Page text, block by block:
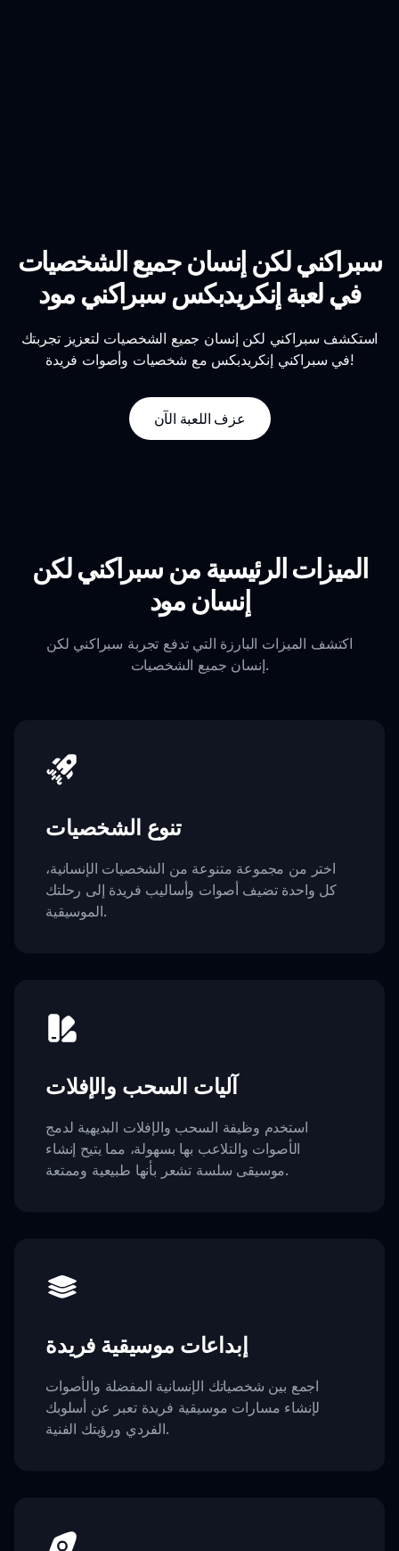
سبراكني لكن إنسان جميع الشخصيات
في لعبة إنكريدبكس سبراكني مود
استكشف سبراكني لكن إنسان جميع الشخصيات لتعزيز تجربتك
في سبراكني إنكريدبكس مع شخصيات وأصوات فريدة!
عزف اللعبة الآن
الميزات الرئيسية من سبراكني لكن
إنسان مود
اكتشف الميزات البارزة التي تدفع تجربة سبراكني لكن
إنسان جميع الشخصيات.
تنوع الشخصيات
اختر من مجموعة متنوعة من الشخصيات الإنسانية،
كل واحدة تضيف أصوات وأساليب فريدة إلى رحلتك
الموسيقية.
آليات السحب والإفلات
استخدم وظيفة السحب والإفلات البديهية لدمج
الأصوات والتلاعب بها بسهولة، مما يتيح إنشاء
موسيقى سلسة تشعر بأنها طبيعية وممتعة.
إبداعات موسيقية فريدة
اجمع بين شخصياتك الإنسانية المفضلة والأصوات
لإنشاء مسارات موسيقية فريدة تعبر عن أسلوبك
الفردي ورؤيتك الفنية.